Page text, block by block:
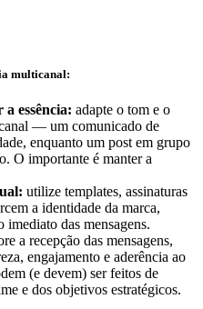
multicanal:
a essência: adapte o tom e o
— um comunicado de
enquanto um post em grupo
O importante é manter a
utilize templates, assinaturas
a identidade da marca,
das mensagens.
a recepção das mensagens,
engajamento e aderência ao
(e devem) ser feitos de
e dos objetivos estratégicos.